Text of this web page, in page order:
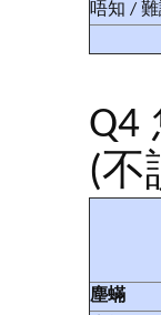
唔知 /
Q4
(不
塵蟎